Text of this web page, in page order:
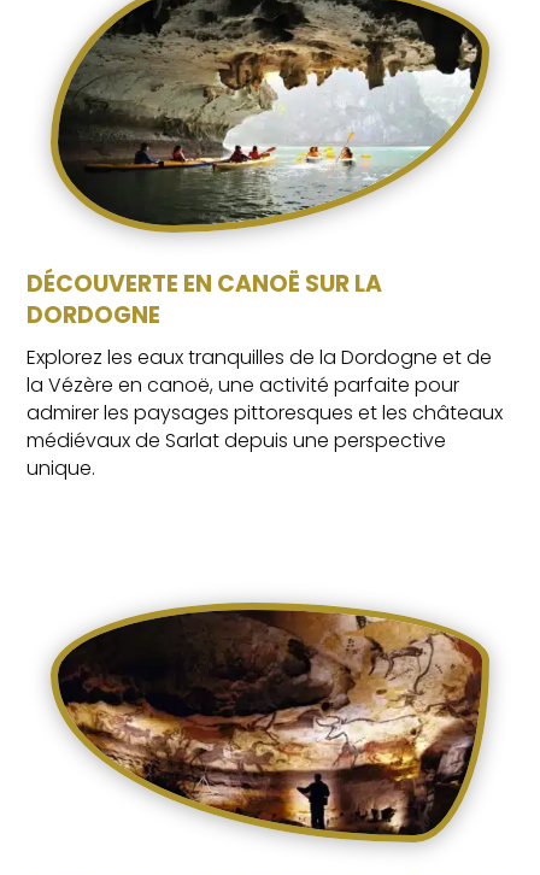
DÉCOUVERTE EN CANOË SUR LA
DORDOGNE
Explorez les eaux tranquilles de la Dordogne et de
la Vézère en canoë, une activité parfaite pour
admirer les paysages pittoresques et les châteaux
médiévaux de Sarlat depuis une perspective
unique.